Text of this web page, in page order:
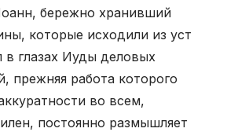
бережно хранивший
которые исходили из уст
в глазах Иуды деловых
прежняя работа которого
во всем,
постоянно размышляет